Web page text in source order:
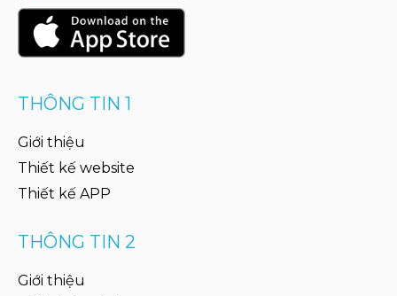
THÔNG TIN 1
Giới thiệu
Thiết kế website
Thiết kế APP
THÔNG TIN 2
Giới thiệu